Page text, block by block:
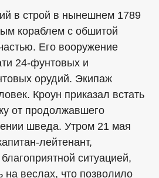
в строй в нынешнем 1789
кораблем с обшитой
Его вооружение
24-фунтовых и
орудий. Экипаж
Кроун приказал встать
от продолжавшего
шведа. Утром 21 мая
лейтенант,
ситуацией,
на веслах, что позволило